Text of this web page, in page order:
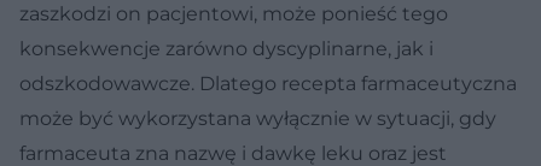
zaszkodzi on pacjentowi, może ponieść tego
konsekwencje zarówno dyscyplinarne, jak i
odszkodowawcze. Dlatego recepta farmaceutyczna
może być wykorzystana wyłącznie w sytuacji, gdy
farmaceuta zna nazwę i dawkę leku oraz jest